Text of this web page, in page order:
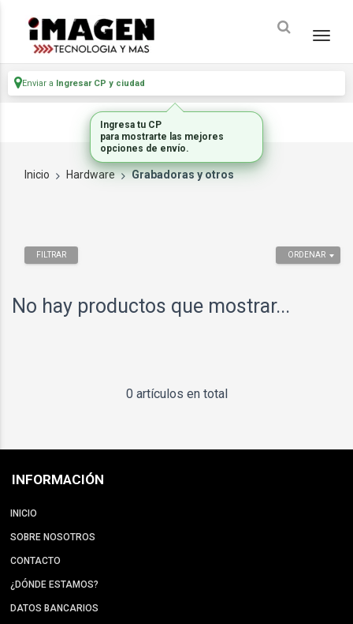
Enviar a Ingresar CP y ciudad
Inicio Hardware Grabadoras y otros
ORDENAR
FILTRAR
No hay productos que mostrar...
0 artículos en total
INFORMACIÓN
INICIO
SOBRE NOSOTROS
CONTACTO
¿DÓNDE ESTAMOS?
DATOS BANCARIOS
Ingresa tu CP
para mostrarte las mejores
opciones de envío.